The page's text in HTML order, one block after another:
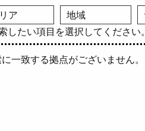
したい項目を選択してください。
一致する拠点がございません。